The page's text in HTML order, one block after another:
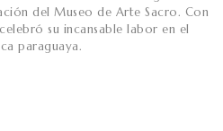
del Museo de Arte Sacro. Con
su incansable labor en el
paraguaya.